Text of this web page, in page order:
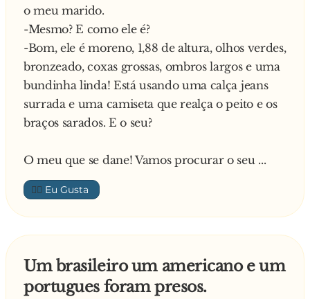
12. DATE: Deitar. Ex.: "Date-se ai'."
13. DAY: Dar. Ex.: "Day um presente para ele."
14. DICK: Começo de uma música brega: "Dick
vale o céu azul e o sol sempre a brilhar..."
15. EDUCATION: Parte do rosto. Ex.: "Este
cravo eu tirei education."
16. ELEVEN: Erguer. Ex.: "Eleven até esta
17. EYE: Interjeição de dor. Ex.:"Eye! Que dor
de cabeça!"
18. FAIL: Antônimo de bonito. Ex.: "Ele é fail."
19. FEEL: Barbante. Ex.: "Me dê este feel para
amarrar o pacote."
20. FOURTEEN: Homem baixo e forte: "Não
mexe com ele, ele é bem fourteen"
21. FRENCH: Dianteiro. Ex.: "Ele saiu na
o meu marido.
-Mesmo? E como ele é?
-Bom, ele é moreno, 1,88 de altura, olhos verdes,
bronzeado, coxas grossas, ombros largos e uma
bundinha linda! Está usando uma calça jeans
surrada e uma camiseta que realça o peito e os
braços sarados. E o seu?
O meu que se dane! Vamos procurar o seu ...
👍🏼
Um brasileiro um americano e um
portugues foram presos.